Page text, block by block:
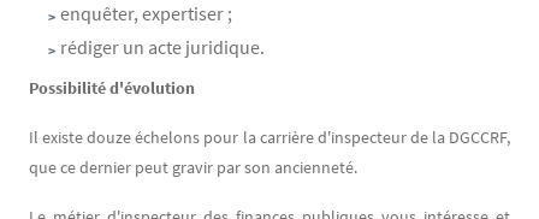
enquêter, expertiser ;
rédiger un acte juridique.
Possibilité d'évolution
Il existe douze échelons pour la carrière d'inspecteur de la DGCCRF,
que ce dernier peut gravir par son ancienneté.